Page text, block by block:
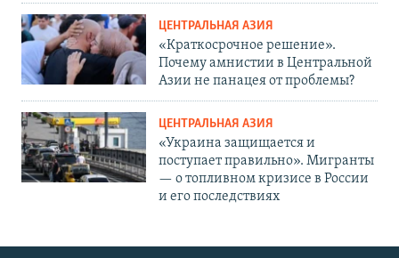
ЦЕНТРАЛЬНАЯ АЗИЯ
«Краткосрочное решение».
Почему амнистии в Центральной
Азии не панацея от проблемы?
ЦЕНТРАЛЬНАЯ АЗИЯ
«Украина защищается и
поступает правильно». Мигранты
— о топливном кризисе в России
и его последствиях